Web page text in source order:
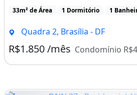
33m² de Área 1 Dormitório 1
Quadra 2, Brasília - DF
R$1.850 /mês Condomínio